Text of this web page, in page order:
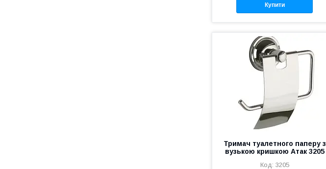
Купити
Тримач туалетного паперу з
вузькою кришкою Атак 3205
3205